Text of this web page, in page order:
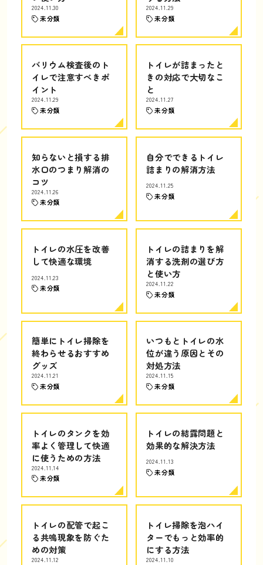
2024.11.30
未分類
2024.11.29
未分類
バリウム検査後のト
イレで注意すべきポ
イント
2024.11.29
未分類
トイレが詰まったと
きの対応で大切なこ
と
2024.11.27
未分類
知らないと損する排
水口のつまり解消の
コツ
2024.11.26
未分類
自分でできるトイレ
詰まりの解消方法
2024.11.25
未分類
トイレの水圧を改善
して快適な環境
2024.11.23
未分類
トイレの詰まりを解
消する洗剤の選び方
と使い方
2024.11.22
未分類
簡単にトイレ掃除を
終わらせるおすすめ
グッズ
2024.11.21
未分類
いつもとトイレの水
位が違う原因とその
対処方法
2024.11.15
未分類
トイレのタンクを効
率よく管理して快適
に使うための方法
2024.11.14
未分類
トイレの結露問題と
効果的な解決方法
2024.11.13
未分類
トイレの配管で起こ
る共鳴現象を防ぐた
めの対策
2024.11.12
トイレ掃除を泡ハイ
ターでもっと効率的
にする方法
2024.11.10